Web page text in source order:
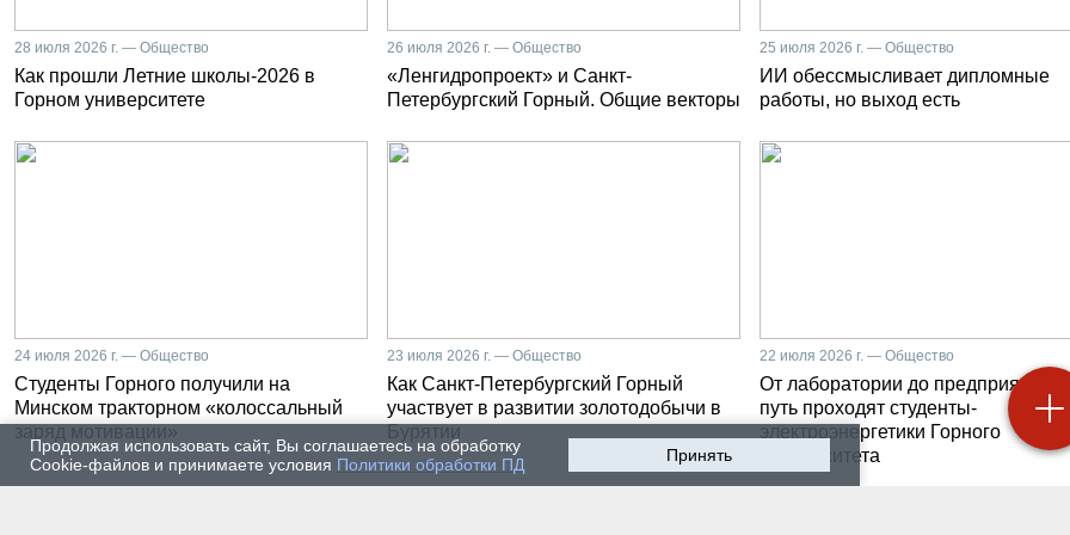
Продолжая использовать сайт, Вы соглашаетесь на обработку
Cookie-файлов и принимаете условия Политики обработки ПД Принять
28 июля 2026 г. — Общество
Как прошли Летние школы-2026 в
Горном университете
26 июля 2026 г. — Общество
«Ленгидропроект» и Санкт-
Петербургский Горный. Общие векторы
25 июля 2026 г. — Общество
ИИ обессмысливает дипломные
работы, но выход есть
24 июля 2026 г. — Общество
Студенты Горного получили на
Минском тракторном «колоссальный
заряд мотивации»
23 июля 2026 г. — Общество
Как Санкт-Петербургский Горный
участвует в развитии золотодобычи в
Бурятии
22 июля 2026 г. — Общество
От лаборатории до предприятия:
путь проходят студенты-
электроэнергетики Горного
университета